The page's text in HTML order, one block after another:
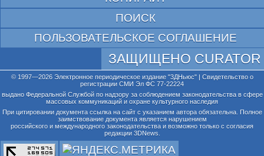
ПОИСК
ПОЛЬЗОВАТЕЛЬСКОЕ СОГЛАШЕНИЕ
ЗАЩИЩЕНО CURATOR
© 1997—2026 Электронное периодическое издание "3ДНьюс" | Свидетельство о
регистрации СМИ Эл ФС 77-22224
выдано Федеральной Службой по надзору за соблюдением законодательства в сфере
массовых коммуникаций и охране культурного наследия
При цитировании документа ссылка на сайт с указанием автора обязательна. Полное
заимствование документа является нарушением
российского и международного законодательства и возможно только с согласия
редакции 3DNews.